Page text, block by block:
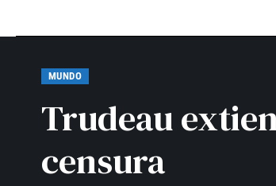
MUNDO
Trudeau
censura